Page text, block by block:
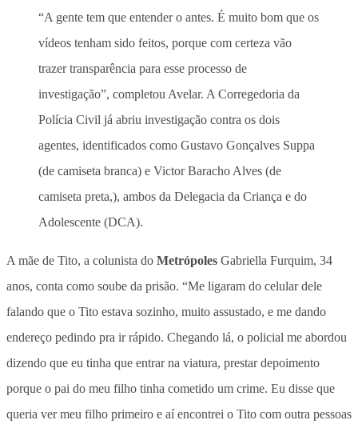
“A gente tem que entender o antes. É muito bom que os
vídeos tenham sido feitos, porque com certeza vão
trazer transparência para esse processo de
investigação”, completou Avelar. A Corregedoria da
Polícia Civil já abriu investigação contra os dois
agentes, identificados como Gustavo Gonçalves Suppa
(de camiseta branca) e Victor Baracho Alves (de
camiseta preta,), ambos da Delegacia da Criança e do
Adolescente (DCA).
A mãe de Tito, a colunista do Metrópoles Gabriella Furquim, 34
anos, conta como soube da prisão. “Me ligaram do celular dele
falando que o Tito estava sozinho, muito assustado, e me dando
endereço pedindo pra ir rápido. Chegando lá, o policial me abordou
dizendo que eu tinha que entrar na viatura, prestar depoimento
porque o pai do meu filho tinha cometido um crime. Eu disse que
queria ver meu filho primeiro e aí encontrei o Tito com outra pessoas